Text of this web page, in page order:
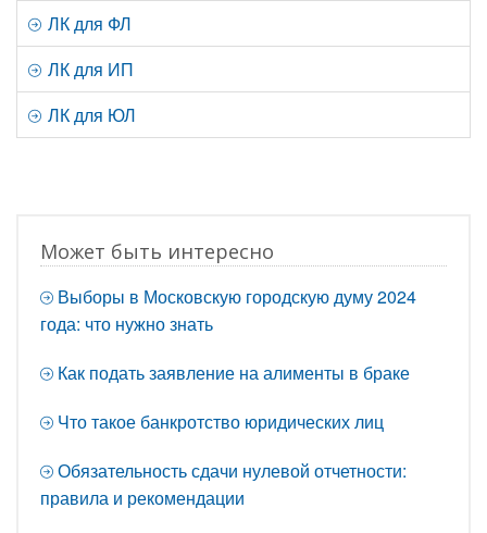
ЛК для ФЛ
ЛК для ИП
ЛК для ЮЛ
Может быть интересно
Выборы в Московскую городскую думу 2024
года: что нужно знать
Как подать заявление на алименты в браке
Что такое банкротство юридических лиц
Обязательность сдачи нулевой отчетности:
правила и рекомендации